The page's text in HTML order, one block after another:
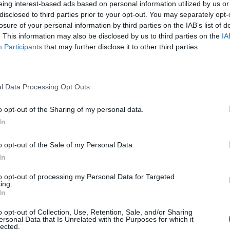
interest-based ads based on personal information utilized by us
to third parties prior to your opt-out. You may separately
of your personal information by third parties on the IAB’s list of
This information may also be disclosed by us to third parties on the
Participants that may further disclose it to other third parties.
Data Processing Opt Outs
opt-out of the Sharing of my personal data.
opt-out of the Sale of my Personal Data.
opt-out of processing my Personal Data for Targeted
opt-out of Collection, Use, Retention, Sale, and/or Sharing
Data that Is Unrelated with the Purposes for which it
a hazai termés?
az egész termés?
magyar diszkontokban